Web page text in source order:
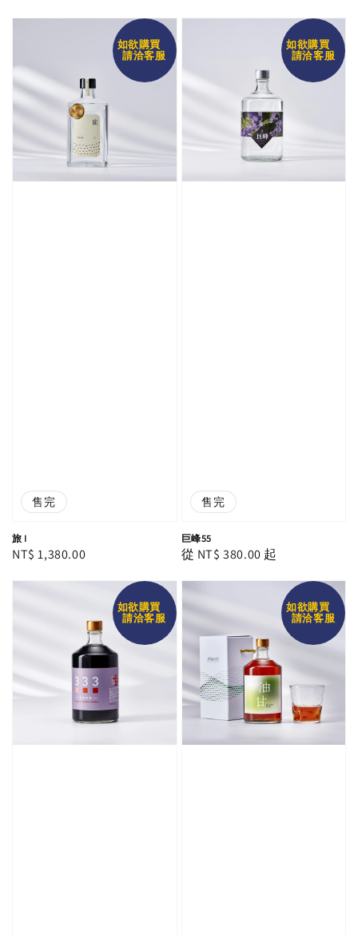
售完
如欲購買
請洽客服
旅 I
Regular
NT$ 1,380.00
售完
如欲購買
請洽客服
巨峰55
Regular
從 NT$ 380.00 起
如欲購買
請洽客服
如欲購買
請洽客服